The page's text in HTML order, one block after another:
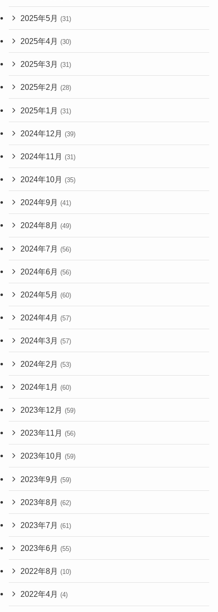
2025年5月 (31)
2025年4月 (30)
2025年3月 (31)
2025年2月 (28)
2025年1月 (31)
2024年12月 (39)
2024年11月 (31)
2024年10月 (35)
2024年9月 (41)
2024年8月 (49)
2024年7月 (56)
2024年6月 (56)
2024年5月 (60)
2024年4月 (57)
2024年3月 (57)
2024年2月 (53)
2024年1月 (60)
2023年12月 (59)
2023年11月 (56)
2023年10月 (59)
2023年9月 (59)
2023年8月 (62)
2023年7月 (61)
2023年6月 (55)
2022年8月 (10)
2022年4月 (4)